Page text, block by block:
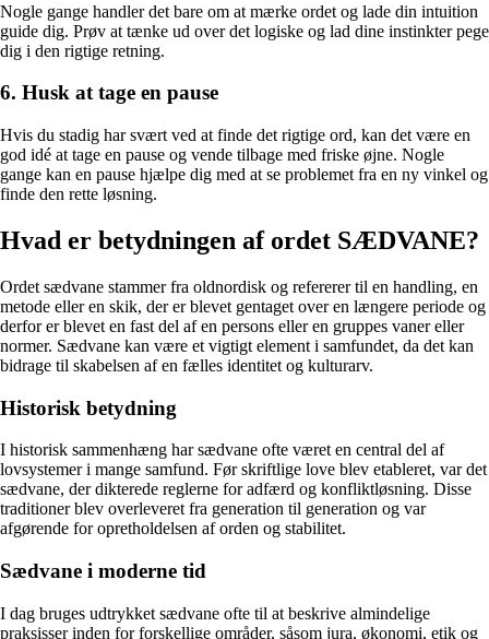
Nogle gange handler det bare om at mærke ordet og lade din intuition
guide dig. Prøv at tænke ud over det logiske og lad dine instinkter pege
dig i den rigtige retning.
6. Husk at tage en pause
Hvis du stadig har svært ved at finde det rigtige ord, kan det være en
god idé at tage en pause og vende tilbage med friske øjne. Nogle
gange kan en pause hjælpe dig med at se problemet fra en ny vinkel og
finde den rette løsning.
Hvad er betydningen af ordet SÆDVANE?
Ordet sædvane stammer fra oldnordisk og refererer til en handling, en
metode eller en skik, der er blevet gentaget over en længere periode og
derfor er blevet en fast del af en persons eller en gruppes vaner eller
normer. Sædvane kan være et vigtigt element i samfundet, da det kan
bidrage til skabelsen af en fælles identitet og kulturarv.
Historisk betydning
I historisk sammenhæng har sædvane ofte været en central del af
lovsystemer i mange samfund. Før skriftlige love blev etableret, var det
sædvane, der dikterede reglerne for adfærd og konfliktløsning. Disse
traditioner blev overleveret fra generation til generation og var
afgørende for opretholdelsen af orden og stabilitet.
Sædvane i moderne tid
I dag bruges udtrykket sædvane ofte til at beskrive almindelige
praksisser inden for forskellige områder, såsom jura, økonomi, etik og